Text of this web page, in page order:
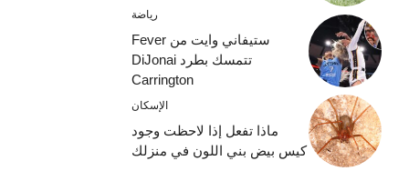
رياضة
ستيفاني وايت من Fever
تتمسك بطرد DiJonai
Carrington
الإسكان
ماذا تفعل إذا لاحظت وجود
كيس بيض بني اللون في منزلك